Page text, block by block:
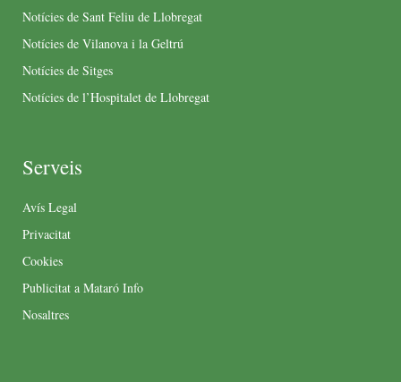
Notícies de Sant Feliu de Llobregat
Notícies de Vilanova i la Geltrú
Notícies de Sitges
Notícies de l’Hospitalet de Llobregat
Serveis
Avís Legal
Privacitat
Cookies
Publicitat a Mataró Info
Nosaltres